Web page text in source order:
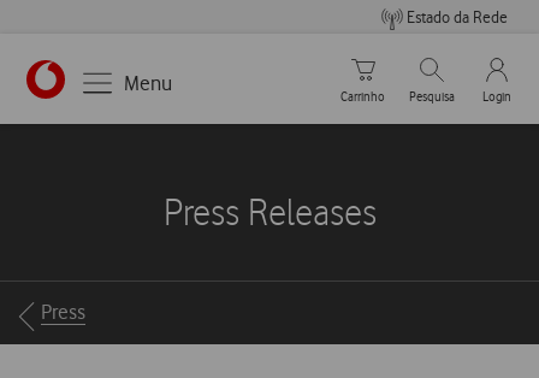
Estado da Rede
https://www.vodafone.pt
Menu
Carrinho de compras
Carrinho
Pesquisar
Pesquisa
My
Login
Press Releases
Breadcrumbs
Press